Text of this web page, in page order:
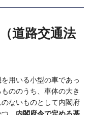
道路交通法
用いる小型の車であっ
ののうち、車体の大き
ないものとして内閣府